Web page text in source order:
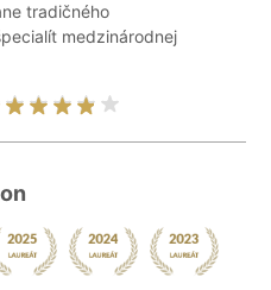
tradičného
medzinárodnej